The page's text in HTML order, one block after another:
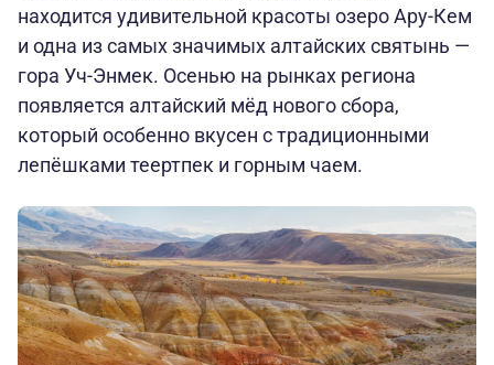
находится удивительной красоты озеро Ару-Кем
и одна из самых значимых алтайских святынь —
гора Уч-Энмек. Осенью на рынках региона
появляется алтайский мёд нового сбора,
который особенно вкусен с традиционными
лепёшками теертпек и горным чаем.